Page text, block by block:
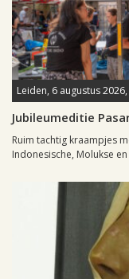
Leiden, 6 augustus
Jubileumeditie
Ruim tachtig kraampjes
Indonesische, Molukse